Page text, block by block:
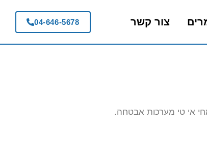
צור קשר 04-646-5678